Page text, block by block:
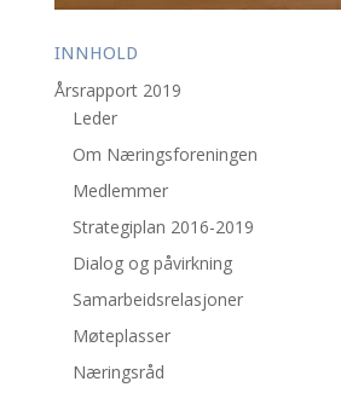
INNHOLD
Årsrapport 2019
Leder
Om Næringsforeningen
Medlemmer
Strategiplan 2016-2019
Dialog og påvirkning
Samarbeidsrelasjoner
Møteplasser
Næringsråd